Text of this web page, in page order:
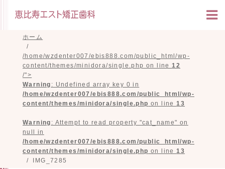
ホーム
/home/wzdenter007/ebis888.com/public_html/wp-
content/themes/minidora/single.php on line12
/">
Warning : Undefined array key 0 in
/home/wzdenter007/ebis888.com/public_html/wp-
content/themes/minidora/single.php on line13
Warning : Attempt to read property "cat_name" on
null in
/home/wzdenter007/ebis888.com/public_html/wp-
content/themes/minidora/single.php on line13
IMG_7285